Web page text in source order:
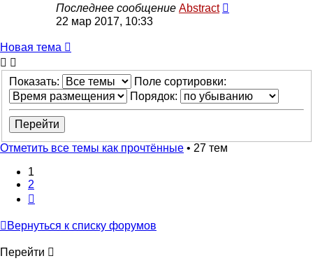
Последнее сообщение Abstract
22 мар 2017, 10:33
Новая тема
Показать:
Поле сортировки:
Порядок:
Отметить все темы как прочтённые • 27 тем
1
2
Вернуться к списку форумов
Перейти